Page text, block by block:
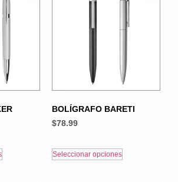
BOLÍGRAFO BARETI
$78.99
Seleccionar opciones